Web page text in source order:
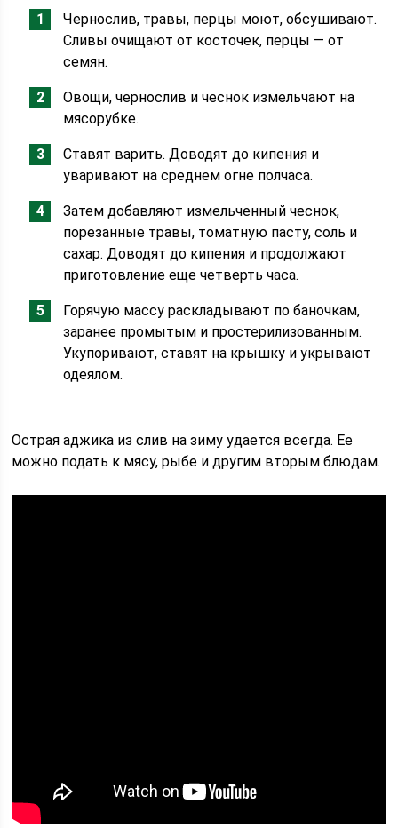
Чернослив, травы, перцы моют, обсушивают.
Сливы очищают от косточек, перцы — от
семян.
Овощи, чернослив и чеснок измельчают на
мясорубке.
Ставят варить. Доводят до кипения и
уваривают на среднем огне полчаса.
Затем добавляют измельченный чеснок,
порезанные травы, томатную пасту, соль и
сахар. Доводят до кипения и продолжают
приготовление еще четверть часа.
Горячую массу раскладывают по баночкам,
заранее промытым и простерилизованным.
Укупоривают, ставят на крышку и укрывают
одеялом.
Острая аджика из слив на зиму удается всегда. Ее
можно подать к мясу, рыбе и другим вторым блюдам.